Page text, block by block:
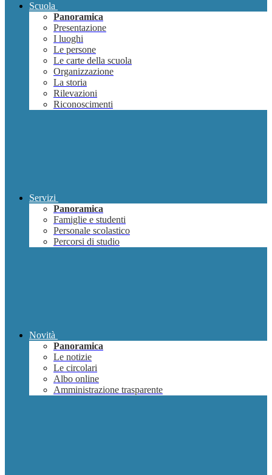
Scuola
Panoramica
Presentazione
I luoghi
Le persone
Le carte della scuola
Organizzazione
La storia
Rilevazioni
Riconoscimenti
Servizi
Panoramica
Famiglie e studenti
Personale scolastico
Percorsi di studio
Novità
Panoramica
Le notizie
Le circolari
Albo online
Amministrazione trasparente